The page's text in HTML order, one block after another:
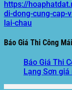
https://
di-dong-cung-cap-
lai-chau
Báo Giá Thi Công
Báo Giá Thi
Lạng Sơn giá